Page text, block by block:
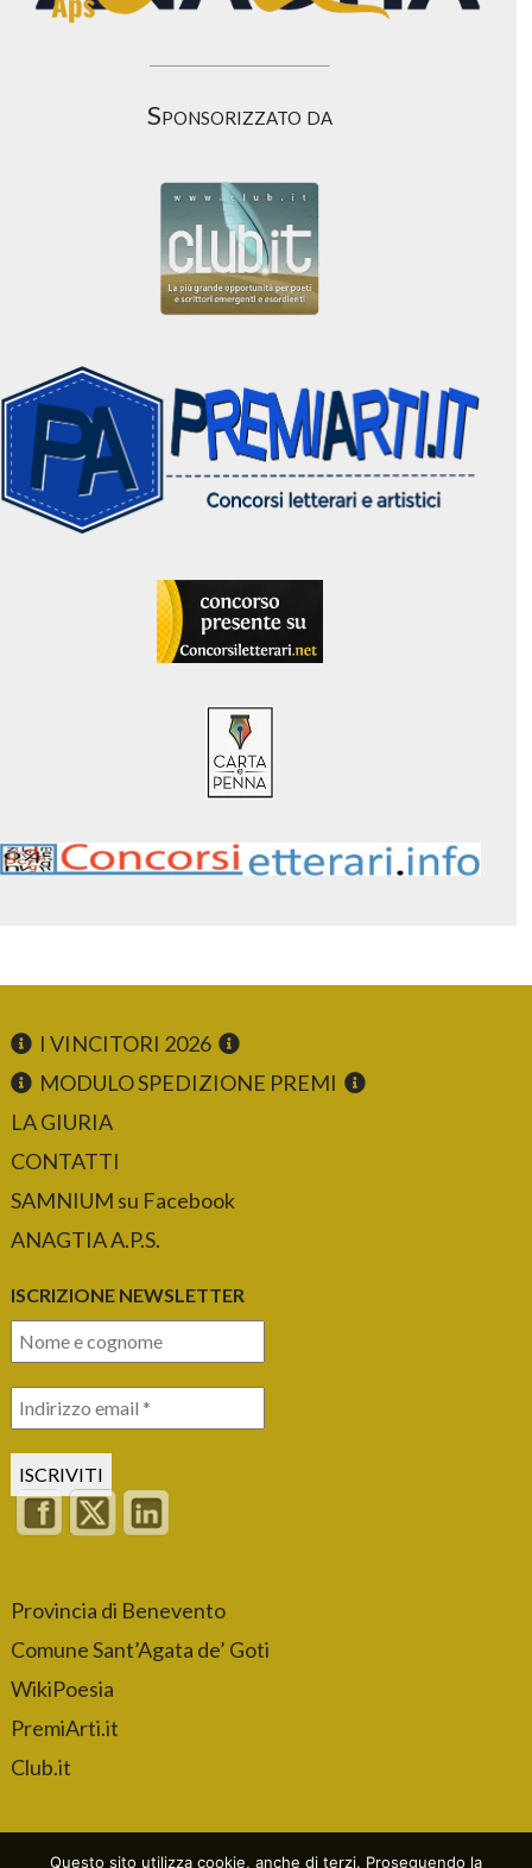
Sponsorizzato da
I VINCITORI 2026
MODULO SPEDIZIONE PREMI
LA GIURIA
CONTATTI
SAMNIUM su Facebook
ANAGTIA A.P.S.
ISCRIZIONE NEWSLETTER
Provincia di Benevento
Comune Sant’Agata de’ Goti
WikiPoesia
PremiArti.it
Club.it
Questo sito utilizza cookie, anche di terzi. Proseguendo la